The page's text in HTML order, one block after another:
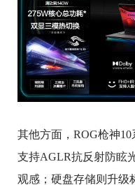
其他方面，ROG枪神10
支持AGLR抗反射防眩
观感；硬盘存储则升级